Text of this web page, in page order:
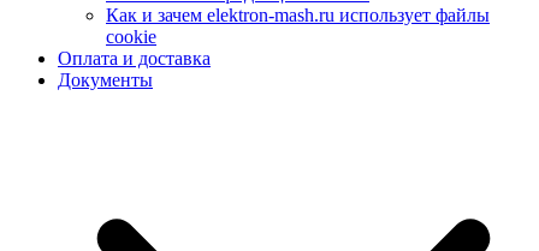
Как и зачем elektron-mash.ru использует файлы
cookie
Оплата и доставка
Документы